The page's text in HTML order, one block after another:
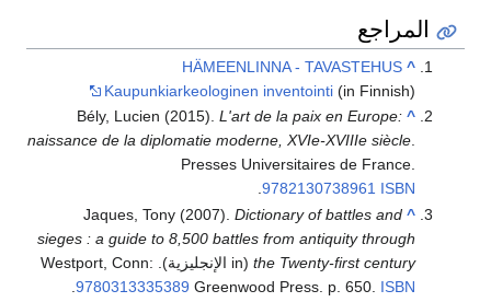
المراجع
^
HÄMEENLINNA - TAVASTEHUS
Kaupunkiarkeologinen inventointi (in Finnish)
^
Bély, Lucien (2015).L'art de la paix en Europe:
naissance de la diplomatie moderne, XVIe-XVIIIe siècle.
Presses Universitaires de France.
ISBN
9782130738961
.
^
Jaques, Tony (2007).Dictionary of battles and
sieges : a guide to 8,500 battles from antiquity through
the Twenty-first century
(in الإنجليزية). Westport, Conn:
Greenwood Press. p. 650. ISBN
9780313335389
.